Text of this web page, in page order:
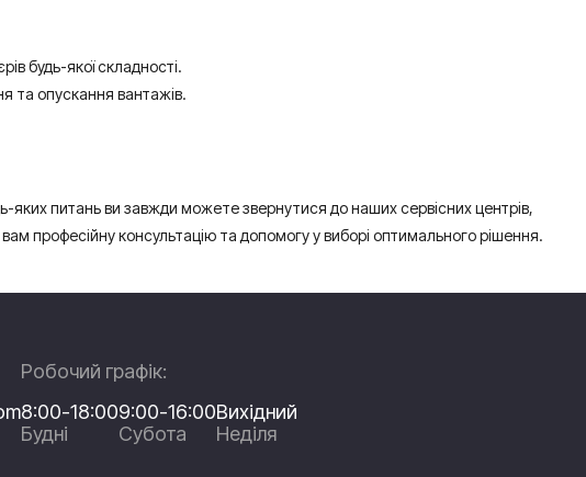
будь-якої складності.
та опускання вантажів.
яких питань ви завжди можете звернутися до наших сервісних центрів,
професійну консультацію та допомогу у виборі оптимального рішення.
Робочий графік:
8:00-18:00
Будні
9:00-16:00
Субота
Вихідний
Неділя